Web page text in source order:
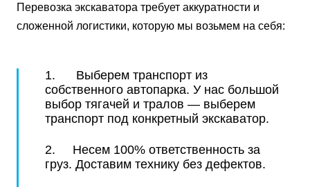
Перевозка экскаватора требует аккуратности и
сложенной логистики, которую мы возьмем на себя:
1. Выберем транспорт из
собственного автопарка. У нас большой
выбор тягачей и тралов — выберем
транспорт под конкретный экскаватор.
2. Несем 100% ответственность за
груз. Доставим технику без дефектов.